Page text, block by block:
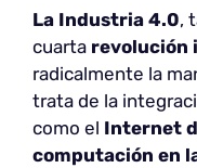
La Industria 4.0,
cuarta revolución
radicalmente la
trata de la
como el Internet
computación en